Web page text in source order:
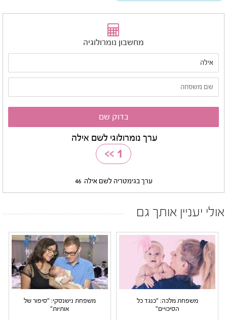
מחשבון נומרולוגיה
ערך נומרולוגי לשם אילה
1
>>
ערך בגימטריה לשם אילה 46
אולי יעניין אותך גם
משפחת מלכה: "כנגד כל
הסיכויים"
משפחת נישנסקי: "סיפור של
אותיות"